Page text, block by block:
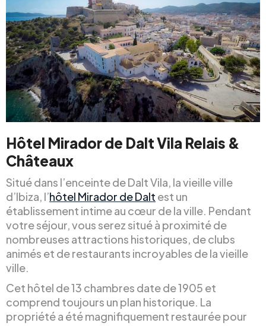
Hôtel Mirador de Dalt Vila Relais &
Châteaux
Situé dans l’enceinte de Dalt Vila, la vieille ville
d’Ibiza, l’hôtel Mirador de Dalt est un
établissement intime au cœur de la ville. Pendant
votre séjour, vous serez situé à proximité de
nombreuses attractions historiques, de clubs
animés et de restaurants incroyables de la vieille
ville.
Cet hôtel de 13 chambres date de 1905 et
comprend toujours un plan historique. La
propriété a été magnifiquement restaurée pour